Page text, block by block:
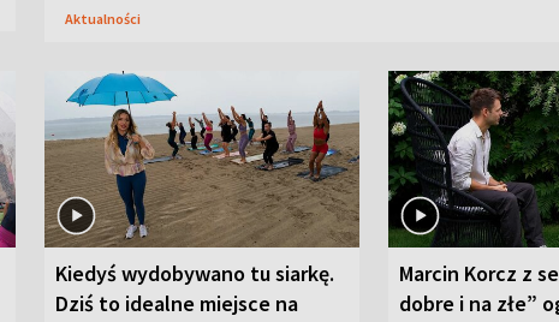
Aktualności
Kiedyś wydobywano tu siarkę.
Dziś to idealne miejsce na
Marcin Korcz z
dobre i na złe”